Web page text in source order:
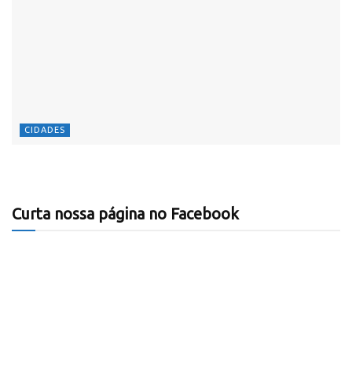
CIDADES
Curta nossa página no Facebook